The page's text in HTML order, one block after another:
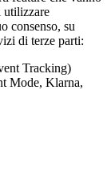
utilizzare
consenso, su
di terze parti:
Tracking)
Mode, Klarna,